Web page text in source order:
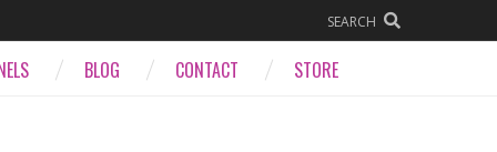
SEARCH
BLOG CONTACT STORE